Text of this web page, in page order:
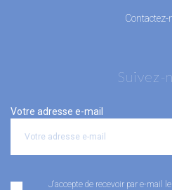
Contactez-
Suivez-
Votre adresse e-mail
J'accepte de recevoir par e-mail